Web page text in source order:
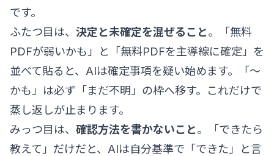
です。
ふたつ目は、 決定と未確定を混ぜること。「無料
PDFが弱いかも」と「無料PDFを主導線に確定」を
並べて貼ると、AIは確定事項を疑い始めます。「〜
かも」は必ず「まだ不明」の枠へ移す。これだけで
蒸し返しが止まります。
みっつ目は、 確認方法を書かないこと。「できたら
教えて」だけだと、AIは自分基準で「できた」と言